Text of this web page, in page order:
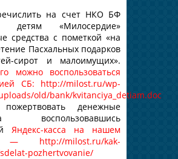
на счет НКО БФ
детям «Милосердие»
средства с пометкой «на
Пасхальных подарков
сирот и малоимущих».
можно воспользоваться
СБ: http://milost.ru/wp-
old/bank/kvitanciya_detiam.doc
денежные
воспользовавшись
Яндекс-касса на нашем
http://milost.ru/kak-
pozhertvovanie/